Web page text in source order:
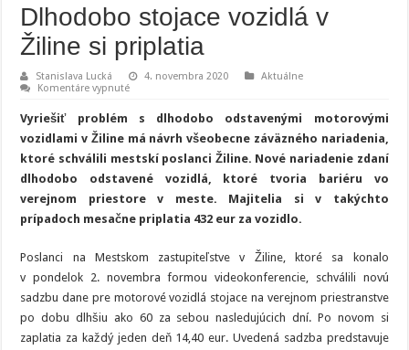
Dlhodobo stojace vozidlá v
Žiline si priplatia
Stanislava Lucká 4. novembra 2020
Aktuálne
Komentáre vypnuténa
stojace
vozidlá
v
si
Vyriešiť problém s dlhodobo odstavenými motorovými
vozidlami v Žiline má návrh všeobecne záväzného nariadenia,
ktoré schválili mestskí poslanci Žiline. Nové nariadenie zdaní
dlhodobo odstavené vozidlá, ktoré tvoria bariéru vo
verejnom priestore v meste. Majitelia si v takýchto
prípadoch mesačne priplatia 432 eur za vozidlo.
Poslanci na Mestskom zastupiteľstve v Žiline, ktoré sa konalo
v pondelok 2. novembra formou videokonferencie, schválili novú
sadzbu dane pre motorové vozidlá stojace na verejnom priestranstve
po dobu dlhšiu ako 60 za sebou nasledujúcich dní. Po novom si
zaplatia za každý jeden deň 14,40 eur. Uvedená sadzba predstavuje